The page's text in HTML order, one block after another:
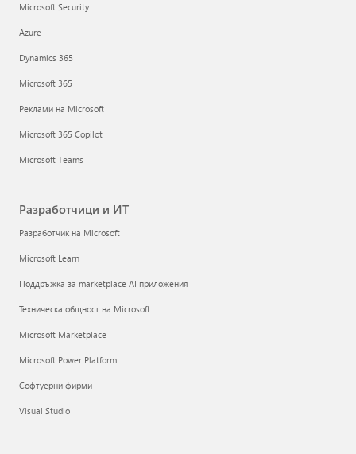
Microsoft Security
Azure
Dynamics 365
Microsoft 365
Реклами на Microsoft
Microsoft 365 Copilot
Microsoft Teams
Разработчици и ИТ
Разработчик на Microsoft
Microsoft Learn
Поддръжка за marketplace AI приложения
Техническа общност на Microsoft
Microsoft Marketplace
Microsoft Power Platform
Софтуерни фирми
Visual Studio